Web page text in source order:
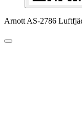
Arnott AS-2786